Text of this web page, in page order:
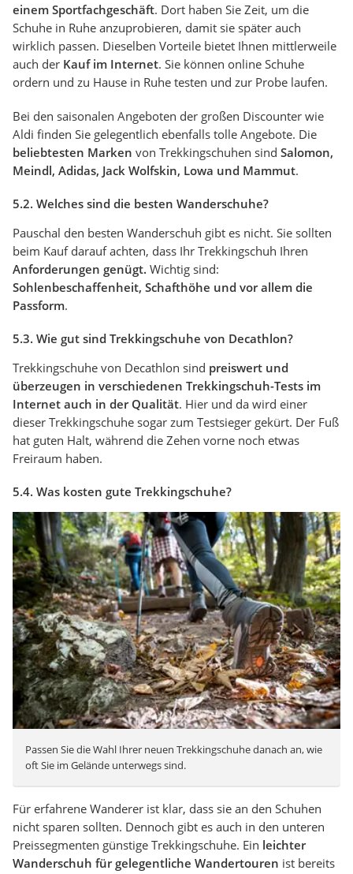
einem Sportfachgeschäft. Dort haben Sie Zeit, um die
Schuhe in Ruhe anzuprobieren, damit sie später auch
wirklich passen. Dieselben Vorteile bietet Ihnen mittlerweile
auch der Kauf im Internet. Sie können online Schuhe
ordern und zu Hause in Ruhe testen und zur Probe laufen.
Bei den saisonalen Angeboten der großen Discounter wie
Aldi finden Sie gelegentlich ebenfalls tolle Angebote. Die
beliebtesten Marken von Trekkingschuhen sind Salomon,
Meindl, Adidas, Jack Wolfskin, Lowa und Mammut.
5.2. Welches sind die besten Wanderschuhe?
Pauschal den besten Wanderschuh gibt es nicht. Sie sollten
beim Kauf darauf achten, dass Ihr Trekkingschuh Ihren
Anforderungen genügt. Wichtig sind:
Sohlenbeschaffenheit, Schafthöhe und vor allem die
Passform.
5.3. Wie gut sind Trekkingschuhe von Decathlon?
Trekkingschuhe von Decathlon sind preiswert und
überzeugen in verschiedenen Trekkingschuh-Tests im
Internet auch in der Qualität. Hier und da wird einer
dieser Trekkingschuhe sogar zum Testsieger gekürt. Der Fuß
hat guten Halt, während die Zehen vorne noch etwas
Freiraum haben.
5.4. Was kosten gute Trekkingschuhe?
Passen Sie die Wahl Ihrer neuen Trekkingschuhe danach an, wie
oft Sie im Gelände unterwegs sind.
Für erfahrene Wanderer ist klar, dass sie an den Schuhen
nicht sparen sollten. Dennoch gibt es auch in den unteren
Preissegmenten günstige Trekkingschuhe. Ein leichter
Wanderschuh für gelegentliche Wandertouren ist bereits